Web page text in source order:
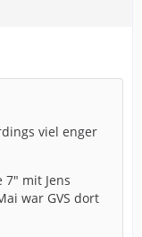
viel enger
7" mit Jens
war GVS dort